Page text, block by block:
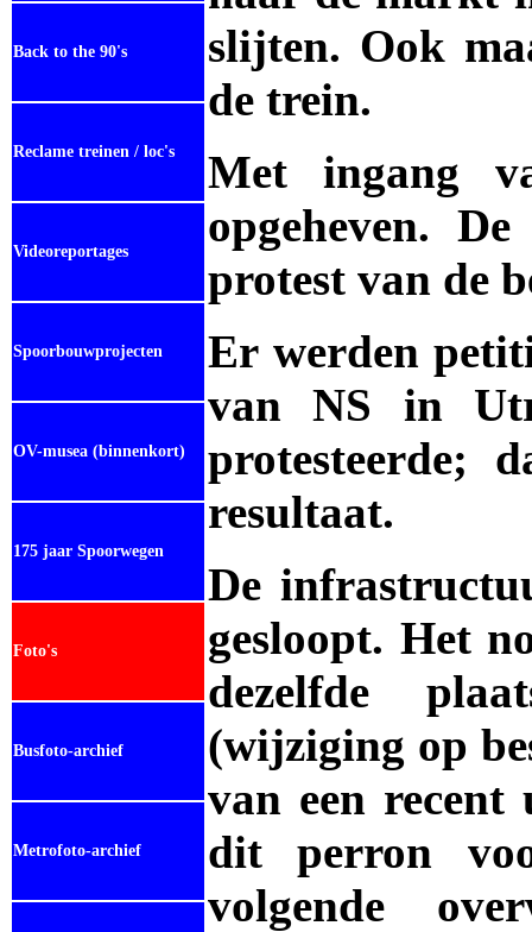
slijten. Ook
de trein.
Met ingang
opgeheven.
protest van de
Er werden
van NS in
protesteerde;
resultaat.
De
gesloopt. Het
dezelfde
(wijziging op
van een
dit perron
volgende
Back to the 90's
Reclame treinen / loc's
Videoreportages
Spoorbouwprojecten
OV-musea (binnenkort)
175 jaar Spoorwegen
Foto's
Busfoto-archief
Metrofoto-archief